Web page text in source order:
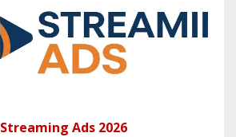
Streaming Ads 2026